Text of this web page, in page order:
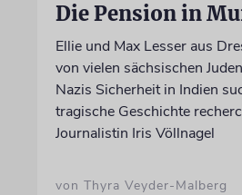
Die Pension in
Ellie und Max Lesser aus
von vielen sächsischen
Nazis Sicherheit in Indien
tragische Geschichte
Journalistin Iris Völlnagel
von Thyra Veyder-Malberg